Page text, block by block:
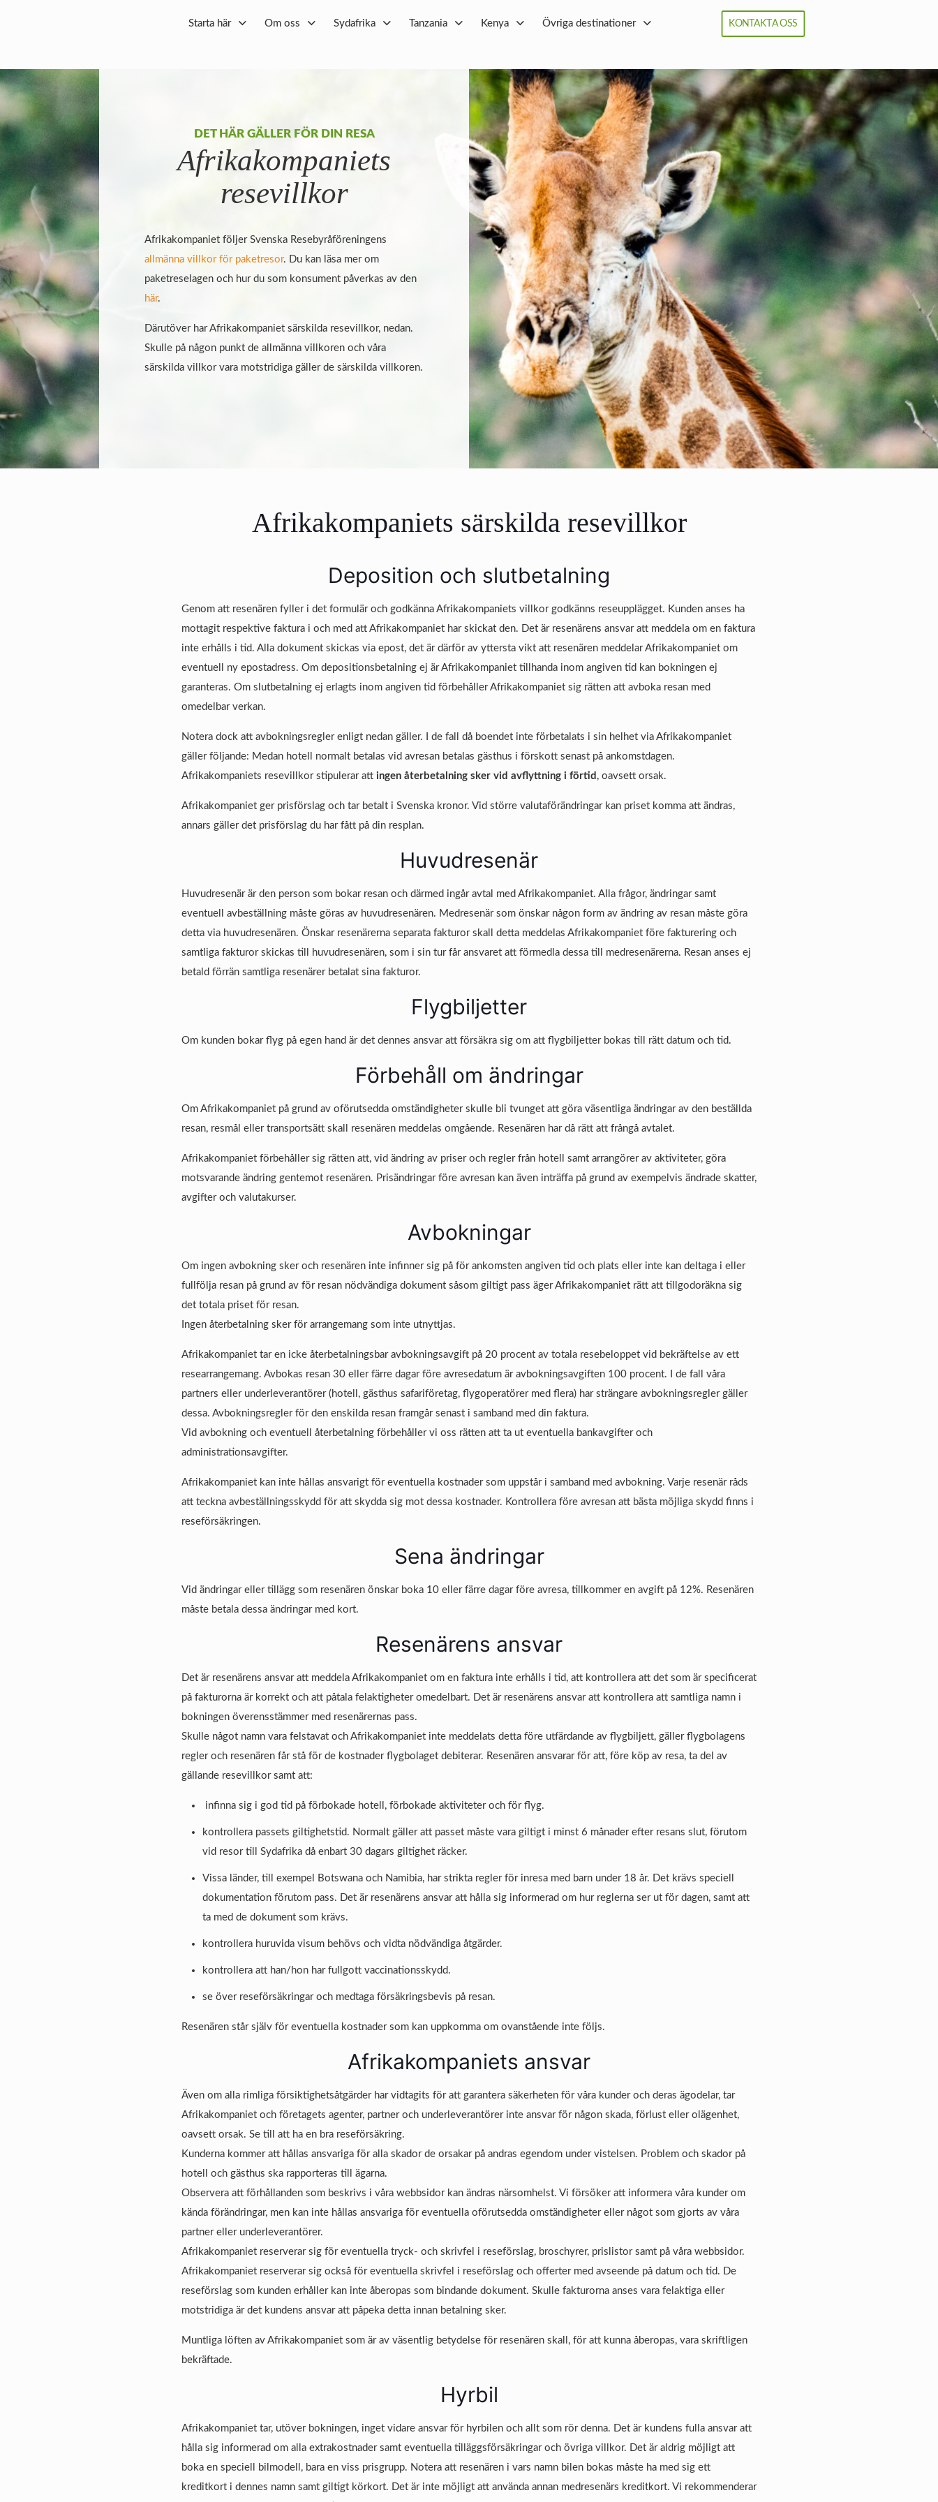
Starta här Om oss Sydafrika Tanzania Kenya Övriga destinationer KONTAKTA OSS
DET HÄR GÄLLER FÖR DIN RESA
Afrikakompaniets
resevillkor
Afrikakompaniet följer Svenska Resebyråföreningens
allmänna villkor för paketresor. Du kan läsa mer om
paketreselagen och hur du som konsument påverkas av den
här.
Därutöver har Afrikakompaniet särskilda resevillkor, nedan.
Skulle på någon punkt de allmänna villkoren och våra
särskilda villkor vara motstridiga gäller de särskilda villkoren.
Afrikakompaniets särskilda resevillkor
Deposition och slutbetalning
Genom att resenären fyller i det formulär och godkänna Afrikakompaniets villkor godkänns reseupplägget. Kunden anses ha
mottagit respektive faktura i och med att Afrikakompaniet har skickat den. Det är resenärens ansvar att meddela om en faktura
inte erhålls i tid. Alla dokument skickas via epost, det är därför av yttersta vikt att resenären meddelar Afrikakompaniet om
eventuell ny epostadress. Om depositionsbetalning ej är Afrikakompaniet tillhanda inom angiven tid kan bokningen ej
garanteras. Om slutbetalning ej erlagts inom angiven tid förbehåller Afrikakompaniet sig rätten att avboka resan med
omedelbar verkan.
Notera dock att avbokningsregler enligt nedan gäller. I de fall då boendet inte förbetalats i sin helhet via Afrikakompaniet
gäller följande: Medan hotell normalt betalas vid avresan betalas gästhus i förskott senast på ankomstdagen.
Afrikakompaniets resevillkor stipulerar att ingen återbetalning sker vid avflyttning i förtid , oavsett orsak.
Afrikakompaniet ger prisförslag och tar betalt i Svenska kronor. Vid större valutaförändringar kan priset komma att ändras,
annars gäller det prisförslag du har fått på din resplan.
Huvudresenär
Huvudresenär är den person som bokar resan och därmed ingår avtal med Afrikakompaniet. Alla frågor, ändringar samt
eventuell avbeställning måste göras av huvudresenären. Medresenär som önskar någon form av ändring av resan måste göra
detta via huvudresenären. Önskar resenärerna separata fakturor skall detta meddelas Afrikakompaniet före fakturering och
samtliga fakturor skickas till huvudresenären, som i sin tur får ansvaret att förmedla dessa till medresenärerna. Resan anses ej
betald förrän samtliga resenärer betalat sina fakturor.
Flygbiljetter
Om kunden bokar flyg på egen hand är det dennes ansvar att försäkra sig om att flygbiljetter bokas till rätt datum och tid.
Förbehåll om ändringar
Om Afrikakompaniet på grund av oförutsedda omständigheter skulle bli tvunget att göra väsentliga ändringar av den beställda
resan, resmål eller transportsätt skall resenären meddelas omgående. Resenären har då rätt att frångå avtalet.
Afrikakompaniet förbehåller sig rätten att, vid ändring av priser och regler från hotell samt arrangörer av aktiviteter, göra
motsvarande ändring gentemot resenären. Prisändringar före avresan kan även inträffa på grund av exempelvis ändrade skatter,
avgifter och valutakurser.
Avbokningar
Om ingen avbokning sker och resenären inte infinner sig på för ankomsten angiven tid och plats eller inte kan deltaga i eller
fullfölja resan på grund av för resan nödvändiga dokument såsom giltigt pass äger Afrikakompaniet rätt att tillgodoräkna sig
det totala priset för resan.
Ingen återbetalning sker för arrangemang som inte utnyttjas.
Afrikakompaniet tar en icke återbetalningsbar avbokningsavgift på 20 procent av totala resebeloppet vid bekräftelse av ett
researrangemang. Avbokas resan 30 eller färre dagar före avresedatum är avbokningsavgiften 100 procent. I de fall våra
partners eller underleverantörer (hotell, gästhus safariföretag, flygoperatörer med flera) har strängare avbokningsregler gäller
dessa. Avbokningsregler för den enskilda resan framgår senast i samband med din faktura.
Vid avbokning och eventuell återbetalning förbehåller vi oss rätten att ta ut eventuella bankavgifter och
administrationsavgifter.
Afrikakompaniet kan inte hållas ansvarigt för eventuella kostnader som uppstår i samband med avbokning. Varje resenär råds
att teckna avbeställningsskydd för att skydda sig mot dessa kostnader. Kontrollera före avresan att bästa möjliga skydd finns i
reseförsäkringen.
Sena ändringar
Vid ändringar eller tillägg som resenären önskar boka 10 eller färre dagar före avresa, tillkommer en avgift på 12%. Resenären
måste betala dessa ändringar med kort.
Resenärens ansvar
Det är resenärens ansvar att meddela Afrikakompaniet om en faktura inte erhålls i tid, att kontrollera att det som är specificerat
på fakturorna är korrekt och att påtala felaktigheter omedelbart. Det är resenärens ansvar att kontrollera att samtliga namn i
bokningen överensstämmer med resenärernas pass.
Skulle något namn vara felstavat och Afrikakompaniet inte meddelats detta före utfärdande av flygbiljett, gäller flygbolagens
regler och resenären får stå för de kostnader flygbolaget debiterar. Resenären ansvarar för att, före köp av resa, ta del av
gällande resevillkor samt att:
infinna sig i god tid på förbokade hotell, förbokade aktiviteter och för flyg.
kontrollera passets giltighetstid. Normalt gäller att passet måste vara giltigt i minst 6 månader efter resans slut, förutom
vid resor till Sydafrika då enbart 30 dagars giltighet räcker.
Vissa länder, till exempel Botswana och Namibia, har strikta regler för inresa med barn under 18 år. Det krävs speciell
dokumentation förutom pass. Det är resenärens ansvar att hålla sig informerad om hur reglerna ser ut för dagen, samt att
ta med de dokument som krävs.
kontrollera huruvida visum behövs och vidta nödvändiga åtgärder.
kontrollera att han/hon har fullgott vaccinationsskydd.
se över reseförsäkringar och medtaga försäkringsbevis på resan.
Resenären står själv för eventuella kostnader som kan uppkomma om ovanstående inte följs.
Afrikakompaniets ansvar
Även om alla rimliga försiktighetsåtgärder har vidtagits för att garantera säkerheten för våra kunder och deras ägodelar, tar
Afrikakompaniet och företagets agenter, partner och underleverantörer inte ansvar för någon skada, förlust eller olägenhet,
oavsett orsak. Se till att ha en bra reseförsäkring.
Kunderna kommer att hållas ansvariga för alla skador de orsakar på andras egendom under vistelsen. Problem och skador på
hotell och gästhus ska rapporteras till ägarna.
Observera att förhållanden som beskrivs i våra webbsidor kan ändras närsomhelst. Vi försöker att informera våra kunder om
kända förändringar, men kan inte hållas ansvariga för eventuella oförutsedda omständigheter eller något som gjorts av våra
partner eller underleverantörer.
Afrikakompaniet reserverar sig för eventuella tryck- och skrivfel i reseförslag, broschyrer, prislistor samt på våra webbsidor.
Afrikakompaniet reserverar sig också för eventuella skrivfel i reseförslag och offerter med avseende på datum och tid. De
reseförslag som kunden erhåller kan inte åberopas som bindande dokument. Skulle fakturorna anses vara felaktiga eller
motstridiga är det kundens ansvar att påpeka detta innan betalning sker.
Muntliga löften av Afrikakompaniet som är av väsentlig betydelse för resenären skall, för att kunna åberopas, vara skriftligen
bekräftade.
Hyrbil
Afrikakompaniet tar, utöver bokningen, inget vidare ansvar för hyrbilen och allt som rör denna. Det är kundens fulla ansvar att
hålla sig informerad om alla extrakostnader samt eventuella tilläggsförsäkringar och övriga villkor. Det är aldrig möjligt att
boka en speciell bilmodell, bara en viss prisgrupp. Notera att resenären i vars namn bilen bokas måste ha med sig ett
kreditkort i dennes namn samt giltigt körkort. Det är inte möjligt att använda annan medresenärs kreditkort. Vi rekommenderar